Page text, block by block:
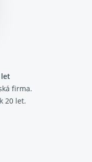
let
firma.
20 let.